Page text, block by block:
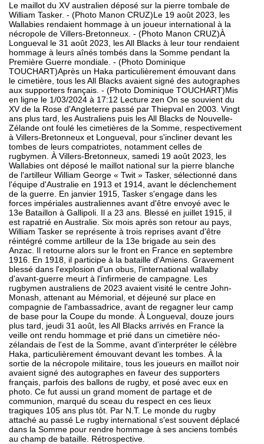
Le maillot du XV australien déposé sur la pierre tombale de
William Tasker. - (Photo Manon CRUZ)Le 19 août 2023, les
Wallabies rendaient hommage à un joueur international à la
nécropole de Villers-Bretonneux. - (Photo Manon CRUZ)À
Longueval le 31 août 2023, les All Blacks à leur tour rendaient
hommage à leurs aînés tombés dans la Somme pendant la
Première Guerre mondiale. - (Photo Dominique
TOUCHART)Après un Haka particulièrement émouvant dans
le cimetière, tous les All Blacks avaient signé des autographes
aux supporters français. - (Photo Dominique TOUCHART)Mis
en ligne le 1/03/2024 à 17:12 Lecture zen On se souvient du
XV de la Rose d'Angleterre passé par Thiepval en 2003. Vingt
ans plus tard, les Australiens puis les All Blacks de Nouvelle-
Zélande ont foulé les cimetières de la Somme, respectivement
à Villers-Bretonneux et Longueval, pour s'incliner devant les
tombes de leurs compatriotes, notamment celles de
rugbymen. À Villers-Bretonneux, samedi 19 août 2023, les
Wallabies ont déposé le maillot national sur la pierre blanche
de l'artilleur William George « Twit » Tasker, sélectionné dans
l'équipe d'Australie en 1913 et 1914, avant le déclenchement
de la guerre. En janvier 1915, Tasker s'engage dans les
forces impériales australiennes avant d'être envoyé avec le
13e Bataillon à Gallipoli. Il a 23 ans. Blessé en juillet 1915, il
est rapatrié en Australie. Six mois après son retour au pays,
William Tasker se représente à trois reprises avant d'être
réintégré comme artilleur de la 13e brigade au sein des
Anzac. Il retourne alors sur le front en France en septembre
1916. En 1918, il participe à la bataille d'Amiens. Gravement
blessé dans l'explosion d'un obus, l'international wallaby
d'avant-guerre meurt à l'infirmerie de campagne. Les
rugbymen australiens de 2023 avaient visité le centre John-
Monash, attenant au Mémorial, et déjeuné sur place en
compagnie de l'ambassadrice, avant de regagner leur camp
de base pour la Coupe du monde. À Longueval, douze jours
plus tard, jeudi 31 août, les All Blacks arrivés en France la
veille ont rendu hommage et prié dans un cimetière néo-
zélandais de l'est de la Somme, avant d'interpréter le célèbre
Haka, particulièrement émouvant devant les tombes. À la
sortie de la nécropole militaire, tous les joueurs en maillot noir
avaient signé des autographes en faveur des supporters
français, parfois des ballons de rugby, et posé avec eux en
photo. Ce fut aussi un grand moment de partage et de
communion, marqué du sceau du respect en ces lieux
tragiques 105 ans plus tôt. Par N.T. Le monde du rugby
attaché au passé Le rugby international s'est souvent déplacé
dans la Somme pour rendre hommage à ses anciens tombés
au champ de bataille. Rétrospective.